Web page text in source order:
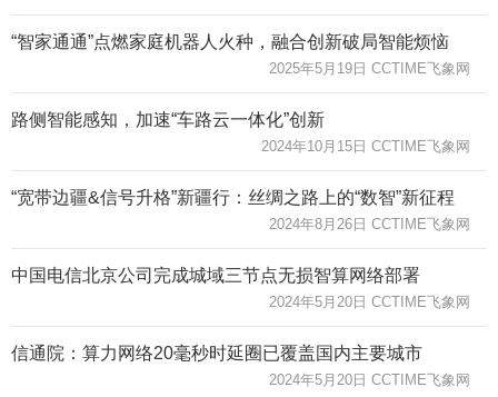
“智家通通”点燃家庭机器人火种，融合创新破局智能烦恼
2025年5月19日 CCTIME飞象网
路侧智能感知，加速“车路云一体化”创新
2024年10月15日 CCTIME飞象网
“宽带边疆&信号升格”新疆行：丝绸之路上的“数智”新征程
2024年8月26日 CCTIME飞象网
中国电信北京公司完成城域三节点无损智算网络部署
2024年5月20日 CCTIME飞象网
信通院：算力网络20毫秒时延圈已覆盖国内主要城市
2024年5月20日 CCTIME飞象网